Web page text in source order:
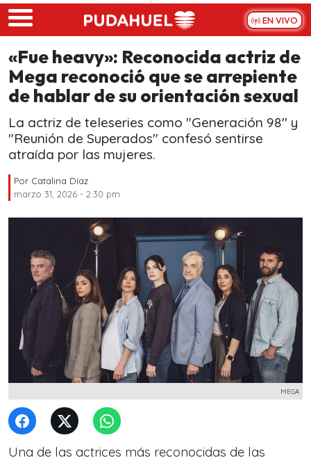
Skip to main content
EN VIVO
«Fue heavy»: Reconocida actriz de
Mega reconoció que se arrepiente
de hablar de su orientación sexual
La actriz de teleseries como "Generación 98'' y
"Reunión de Superados'' confesó sentirse
atraída por las mujeres.
Por Catalina Díaz
marzo 31, 2026 - 2:30 pm
MEGA
Una de las actrices más reconocidas de las